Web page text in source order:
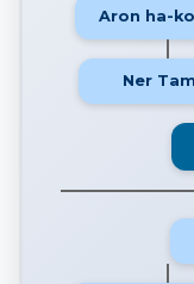
Aron ha-
Ner